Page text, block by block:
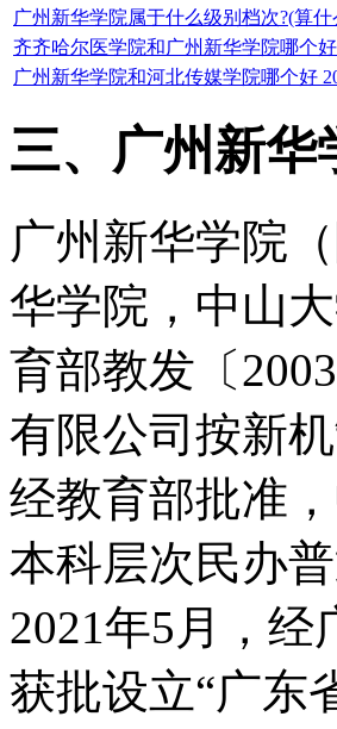
广州新华学院属于什么级别档次?(算
齐齐哈尔医学院和广州新华学院哪个
广州新华学院和河北传媒学院哪个好
三、广州新华
广州新华学院
华学院，中山
育部教发〔
有限公司按新
经教育部批准
本科层次民办
2021年5月，
获批设立“广东